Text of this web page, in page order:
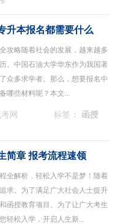
升本报名都需要什么
攻略随着社会的发展，越来越多
。中国石油大学华东作为我国著
众多求学者。那么，想要报名中
哪些材料呢？本文...
网 标签： 函授
简章 报考流程速领
全解析，轻松入学不是梦！随着
求。为了满足广大社会人士提升
函授教育项目。为了让广大考生
轻松入学，开启人生新...